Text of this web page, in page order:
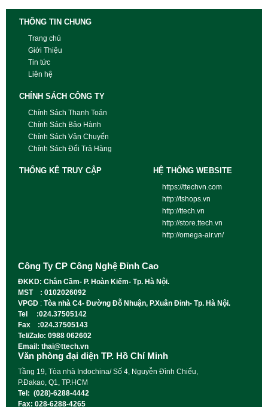
THÔNG TIN CHUNG
Trang chủ
Giới Thiệu
Tin tức
Liên hệ
CHÍNH SÁCH CÔNG TY
Chính Sách Thanh Toán
Chính Sách Bảo Hành
Chính Sách Vận Chuyển
Chính Sách Đổi Trả Hàng
THỐNG KÊ TRUY CẬP HỆ THỐNG WEBSITE
https://ttechvn.com
http://tshops.vn
http://ttech.vn
http://store.ttech.vn
http://omega-air.vn/
Công Ty CP Công Nghệ Đỉnh Cao
ĐKKD: Chân Cầm- P. Hoàn Kiếm- Tp. Hà Nội.
MST : 0102026092
VPGD : Tòa nhà C4- Đường Đỗ Nhuận, P.Xuân Đỉnh- Tp. Hà Nội.
Tel :024.37505142
Fax :024.37505143
Tel/Zalo: 0988 062602
Email: thai@ttech.vn
Văn phòng đại diện TP. Hồ Chí Minh
Tầng 19, Tòa nhà Indochina/ Số 4, Nguyễn Đình Chiểu,
P.Đakao, Q1, TP.HCM
Tel: (028)-6288-4442
Fax: 028-6288-4265